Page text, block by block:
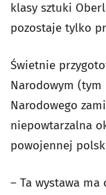
klasy sztuki
pozostaje tylko
Świetnie
Narodowym (tym
Narodowego
niepowtarzalna
powojennej
– Ta wystawa ma